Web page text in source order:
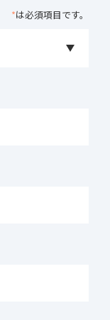
*は必須項目です。